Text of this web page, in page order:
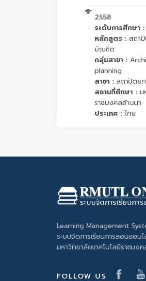
2558
ระดับการศึกษา :
หลักสูตร : สถา
บัณฑิต
กลุ่มสาขา :
planning
สาขา : สถาปัตย
สถานที่ศึกษา : ม
ราชมงคลล้านนา
ประเทศ : ไทย
Learning Management
ระบบจัดการเรียนการสอนออน
มหาวิทยาลัยเทคโนโลยีราชมง
FOLLOW US